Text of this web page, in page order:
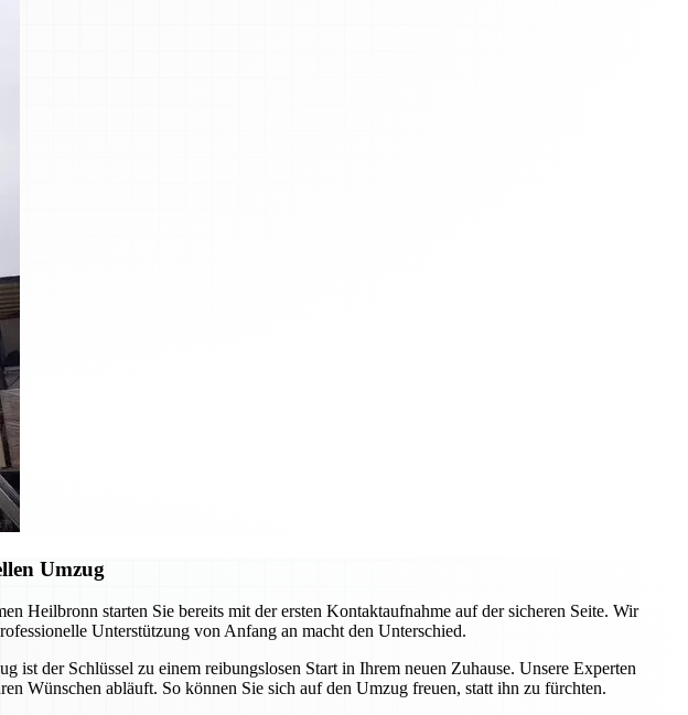
Umzug
Heilbronn starten Sie bereits mit der ersten Kontaktaufnahme auf der sicheren Seite. Wir
Unterstützung von Anfang an macht den Unterschied.
ist der Schlüssel zu einem reibungslosen Start in Ihrem neuen Zuhause. Unsere Experten
Wünschen abläuft. So können Sie sich auf den Umzug freuen, statt ihn zu fürchten.